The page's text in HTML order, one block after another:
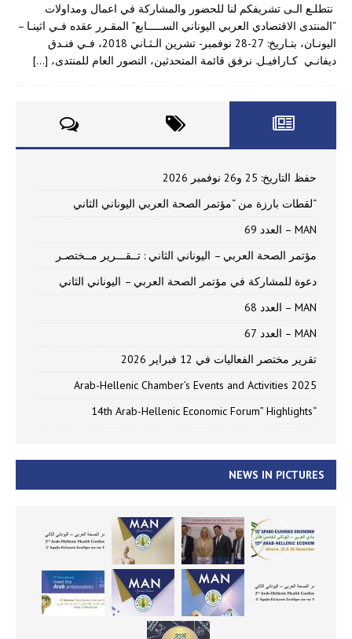
نتطلـع الـى تشريفكم لنا للحضور والمشاركة في اعمال ومداولات
“المنتدى الاقتصادي العربي اليوناني الســـــابع” المقـرر عقده فـي اثينـا –
اليونـان، بتـاريخ: 27-28 نوفمبر- تشرين الـثـاني 2018، فـي فنـدق
ديفانـي كـارافيـل. نرفق قائمة المتحدثين، التصور العام للمنتدى، […]
حفظ التاريخ: 25 و26 نوفمبر 2026
“لقطات بارزة من “مؤتمر الصحة العربي اليوناني الثاني
MAN – العدد 69
مؤتمر الصحة العربي – اليوناني الثاني : تــقـــرير مــختصـر
دعوة للمشاركة في مؤتمر الصحة العربي – اليوناني الثاني
MAN – العدد 68
MAN – العدد 67
تقرير مختصر الفعاليات في 12 فبراير 2026
Arab-Hellenic Chamber’s Events and Activities 2025
“14th Arab-Hellenic Economic Forum” Highlights
NEWS IN PICTURES